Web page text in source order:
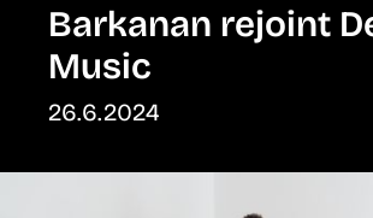
Barkanan rejoint
Music
26.6.2024